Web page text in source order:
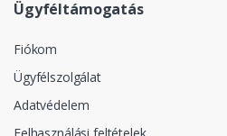
Ügyféltámogatás
Fiókom
Ügyfélszolgálat
Adatvédelem